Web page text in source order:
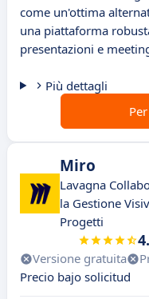
come un'ottima
una piattaforma
presentazioni e
Più dettagli
Miro
Lavagna
la Gestione
Progetti
Versione gratuita
Precio bajo solicitud